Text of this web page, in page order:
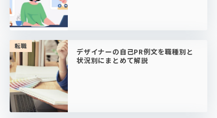
転職
デザイナーの自己PR例文を職種別と
状況別にまとめて解説